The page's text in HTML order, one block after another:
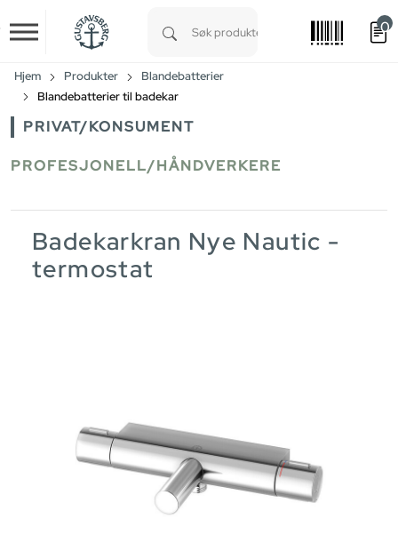
Skip to main content
0
Hjem Produkter
Blandebatterier
Blandebatterier til badekar
PRIVAT/KONSUMENT
PROFESJONELL/HÅNDVERKERE
Badekarkran Nye Nautic -
termostat